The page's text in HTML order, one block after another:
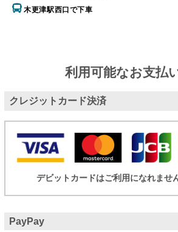
木更津駅西口で下車
利用可能なお支払
クレジットカード決済
デビットカードはご利用になれませ
PayPay